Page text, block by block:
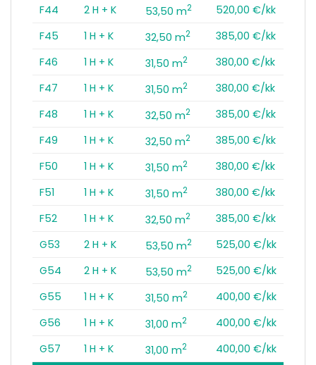
F44
2 H + K 53,50 m2
520,00 €/kk
F45
1 H + K 32,50 m2
385,00 €/kk
F46
1 H + K 31,50 m2
380,00 €/kk
F47
1 H + K 31,50 m2
380,00 €/kk
F48
1 H + K 32,50 m2
385,00 €/kk
F49
1 H + K 32,50 m2
385,00 €/kk
F50
1 H + K 31,50 m2
380,00 €/kk
F51
1 H + K 31,50 m2
380,00 €/kk
F52
1 H + K 32,50 m2
385,00 €/kk
G53
2 H + K 53,50 m2
525,00 €/kk
G54
2 H + K 53,50 m2
525,00 €/kk
G55
1 H + K 31,50 m2
400,00 €/kk
G56
1 H + K 31,00 m2
400,00 €/kk
G57
1 H + K 31,00 m2
400,00 €/kk